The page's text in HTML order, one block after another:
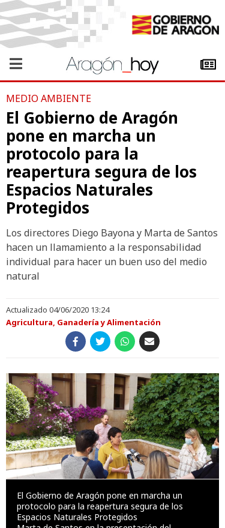
MEDIO AMBIENTE
El Gobierno de Aragón
pone en marcha un
protocolo para la
reapertura segura de los
Espacios Naturales
Protegidos
Los directores Diego Bayona y Marta de Santos
hacen un llamamiento a la responsabilidad
individual para hacer un buen uso del medio
natural
Actualizado 04/06/2020 13:24
Agricultura, Ganadería y Alimentación
El Gobierno de Aragón pone en marcha un
protocolo para la reapertura segura de los
Espacios Naturales Protegidos